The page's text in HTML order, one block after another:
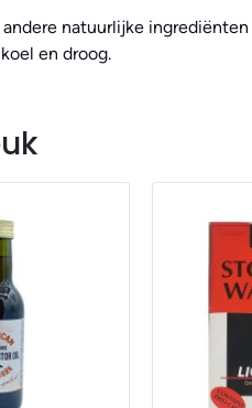
natuurlijke
en droog.